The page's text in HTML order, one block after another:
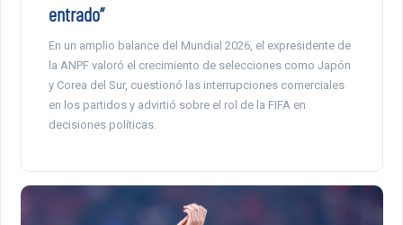
entrado”
En un amplio balance del Mundial 2026, el expresidente de
la ANPF valoró el crecimiento de selecciones como Japón
y Corea del Sur, cuestionó las interrupciones comerciales
en los partidos y advirtió sobre el rol de la FIFA en
decisiones políticas.